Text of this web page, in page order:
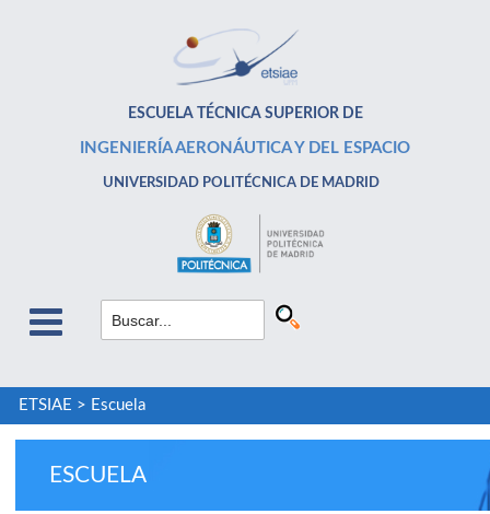
ESCUELA TÉCNICA SUPERIOR DE
INGENIERÍA AERONÁUTICA Y DEL ESPACIO
UNIVERSIDAD POLITÉCNICA DE MADRID
ETSIAE > Escuela
ESCUELA